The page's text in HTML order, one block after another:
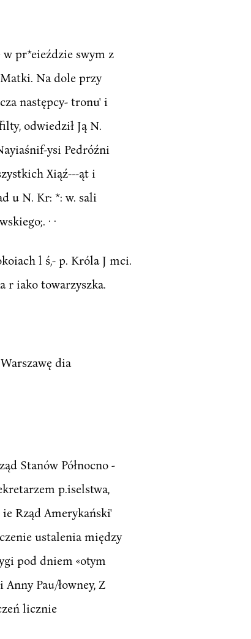
pr*eieździe swym z
Na dole przy
następcy- tronu' i
odwiedził Ją N.
ysi Pedróźni
Xiąź---ąt i
u N. Kr: *: w. sali
· ·
l ś,- p. Króla J mci.
r iako towarzyszka.
dia
Stanów Północno -
p.iselstwa,
Rząd Amerykański'
ustalenia między
pod dniem «otym
Pau/łowney, Z
licznie